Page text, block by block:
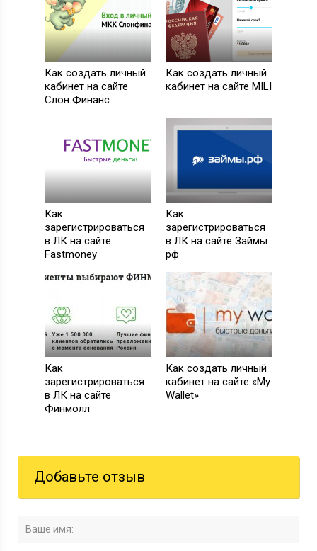
Как создать личный
кабинет на сайте
Слон Финанс
Как создать личный
кабинет на сайте MILI
Как
зарегистрироваться
в ЛК на сайте
Fastmoney
Как
зарегистрироваться
в ЛК на сайте Займы
рф
Как
зарегистрироваться
в ЛК на сайте
Финмолл
Как создать личный
кабинет на сайте «My
Wallet»
Добавьте отзыв